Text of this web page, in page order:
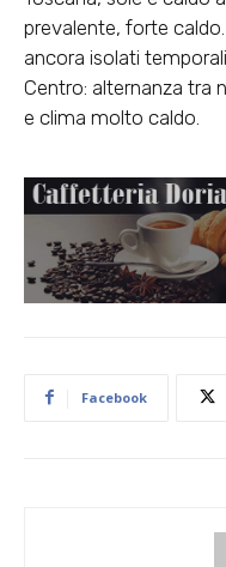
prevalente, forte
ancora isolati
Centro: alternanza tra
e clima molto caldo.
Facebook